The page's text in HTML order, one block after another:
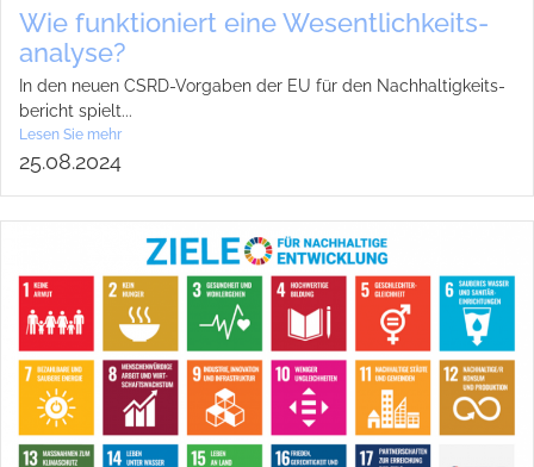
Wie funk­tio­niert eine Wesent­lich­keits­
ana­lyse?
In den neuen CSRD-Vor­­­ga­­ben der EU für den Nach­hal­tig­keits­
be­richt spielt...
Lesen Sie mehr
25.08.2024